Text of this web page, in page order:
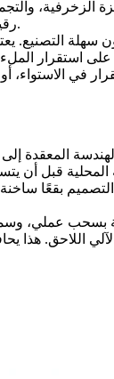
الزخرفية،
رقيقة، وأضلاعًا، وخيوطًا، ونتوءات، وشعارات، وتفاصيل حادة، وأشكالًا متعددة المستويات في قطعة واحدة متكاملة.
التصنيع.
على استقرار
المحلية قبل
بقعًا
بسحب عملي،
اللاحق